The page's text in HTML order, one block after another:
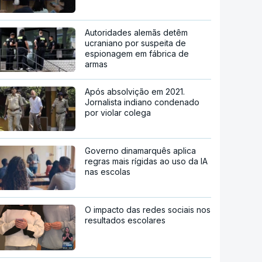
Autoridades alemãs detêm
ucraniano por suspeita de
espionagem em fábrica de
armas
Após absolvição em 2021.
Jornalista indiano condenado
por violar colega
Governo dinamarquês aplica
regras mais rígidas ao uso da IA
nas escolas
O impacto das redes sociais nos
resultados escolares